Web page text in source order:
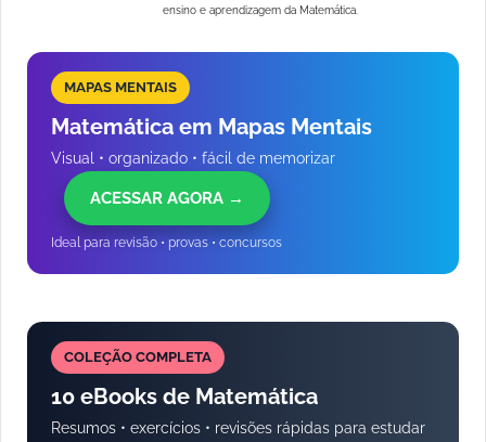
ensino e aprendizagem da Matemática.
MAPAS MENTAIS
Matemática em Mapas Mentais
Visual • organizado • fácil de memorizar
ACESSAR AGORA →
Ideal para revisão • provas • concursos
COLEÇÃO COMPLETA
10 eBooks de Matemática
Resumos • exercícios • revisões rápidas para estudar